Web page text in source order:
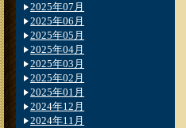
2025年07月
2025年06月
2025年05月
2025年04月
2025年03月
2025年02月
2025年01月
2024年12月
2024年11月